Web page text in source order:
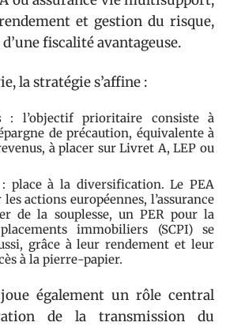
et gestion du risque,
fiscalité avantageuse.
la stratégie s’affine :
: l’objectif prioritaire consiste à
de précaution, équivalente à
à placer sur Livret A, LEP ou
: place à la diversification. Le PEA
actions européennes, l’assurance
de la souplesse, un PER pour la
immobiliers (SCPI) se
grâce à leur rendement et leur
à la pierre-papier.
joue également un rôle central
de la transmission du